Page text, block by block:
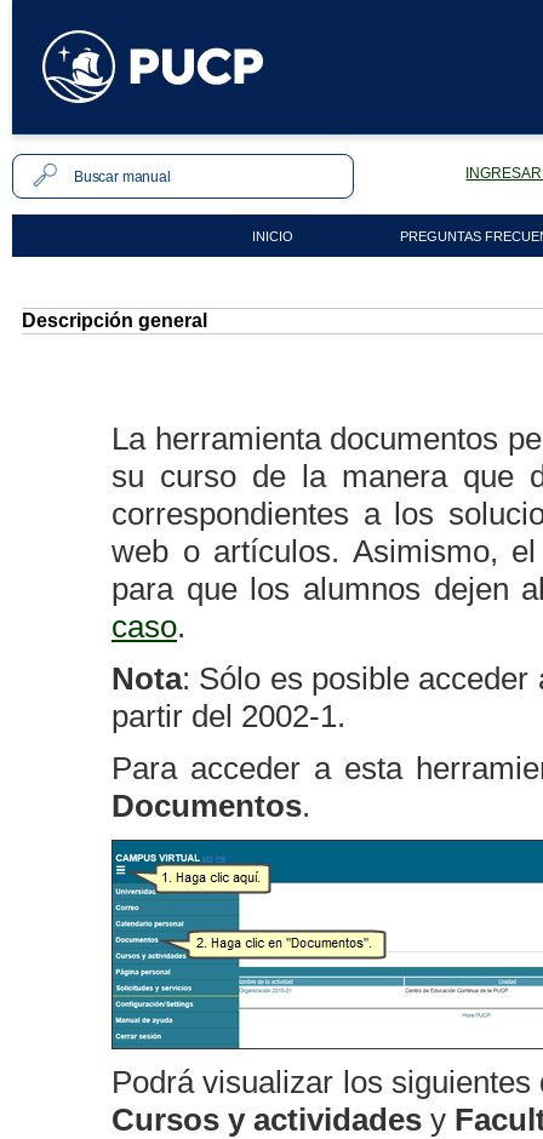
INICIO PREGUNTAS
Descripción general
La herramienta documentos
su curso de la manera que
correspondientes a los
web o artículos. Asimismo,
para que los alumnos dejen
caso.
Nota: Sólo es posible
partir del 2002-1.
Para acceder a esta
Documentos.
Podrá visualizar los
Cursos y actividades y